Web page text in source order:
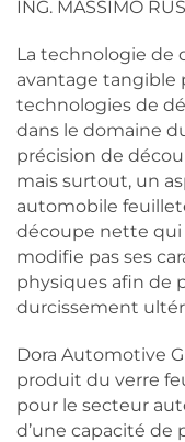
ING. MASSIMO
La technologie de
avantage tangible
technologies de
dans le domaine
précision de
mais surtout, un
automobile
découpe nette qui
modifie pas ses
physiques afin de
durcissement
Dora Automotive
produit du verre
pour le secteur
d’une capacité de